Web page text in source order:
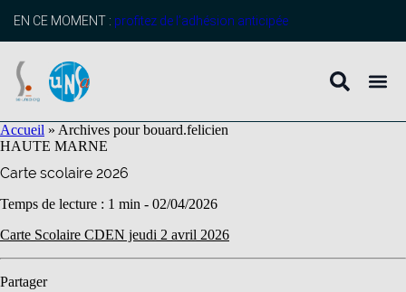
principal
EN CE MOMENT : profitez de l’adhésion anticipée
Accueil » Archives pour bouard.felicien
HAUTE MARNE
Carte scolaire 2026
Temps de lecture : 1 min - 02/04/2026
Carte Scolaire CDEN jeudi 2 avril 2026
Partager